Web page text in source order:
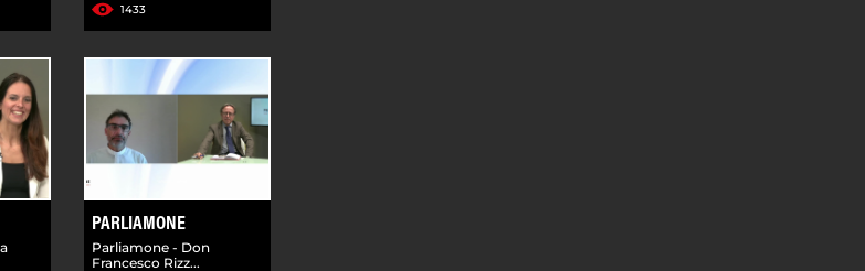
1433
PARLIAMONE
Parliamone - Don
Francesco Rizz...